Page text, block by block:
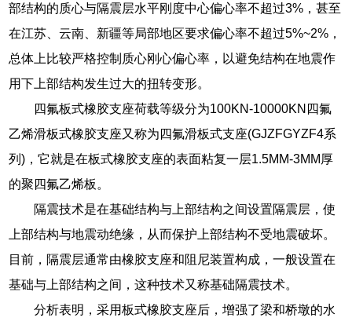
部结构的质心与隔震层水平刚度中心偏心率不超过3%，甚至
在江苏、云南、新疆等局部地区要求偏心率不超过5%~2%，
总体上比较严格控制质心刚心偏心率，以避免结构在地震作
用下上部结构发生过大的扭转变形。
四氟板式橡胶支座荷载等级分为100KN-10000KN四氟
乙烯滑板式橡胶支座又称为四氟滑板式支座(GJZFGYZF4系
列)，它就是在板式橡胶支座的表面粘复一层1.5MM-3MM厚
的聚四氟乙烯板。
隔震技术是在基础结构与上部结构之间设置隔震层，使
上部结构与地震动绝缘，从而保护上部结构不受地震破坏。
目前，隔震层通常由橡胶支座和阻尼装置构成，一般设置在
基础与上部结构之间，这种技术又称基础隔震技术。
分析表明，采用板式橡胶支座后，增强了梁和桥墩的水